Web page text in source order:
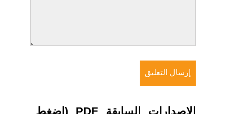
الاصدارات السابقة PDF (اضغط